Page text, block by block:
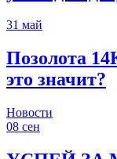
31 май
Позолота
это значит?
Новости
08 сен